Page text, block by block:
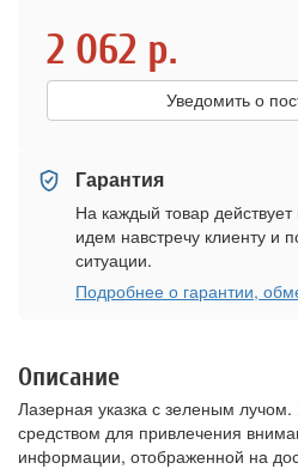
2 062 р.
Уведомить о
Гарантия
На каждый товар
идем навстречу клиенту и
ситуации.
Подробнее о гарантии,
Описание
Лазерная указка с зеленым
средством для привлечения
информации, отображенной на